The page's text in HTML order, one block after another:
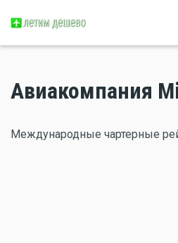
Авиакомпания
Международные чартерные